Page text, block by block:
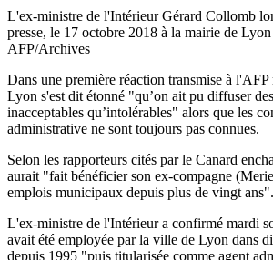
L'ex-ministre de l'Intérieur Gérard Collomb
presse, le 17 octobre 2018 à la mairie de Lyon
AFP/Archives
Dans une première réaction transmise à
Lyon s'est dit étonné "qu’on ait pu diffuser
inacceptables qu’intolérables" alors que les
administrative ne sont toujours pas connues.
Selon les rapporteurs cités par le Canard
aurait "fait bénéficier son ex-compagne
emplois municipaux depuis plus de vingt ans".
L'ex-ministre de l'Intérieur a confirmé mardi
avait été employée par la ville de Lyon dans
depuis 1995 "puis titularisée comme agent